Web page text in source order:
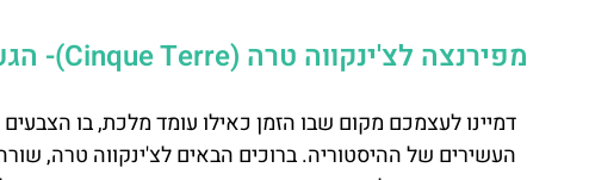
מפירנצה לצ'ינקווה טרה (Cinque Terre)- הגעה, מה עושים, סיורים מודרכים
דמיינו לעצמכם מקום שבו הזמן כאילו עומד מלכת, בו
העשירים של ההיסטוריה. ברוכים הבאים לצ'ינקווה טרה,